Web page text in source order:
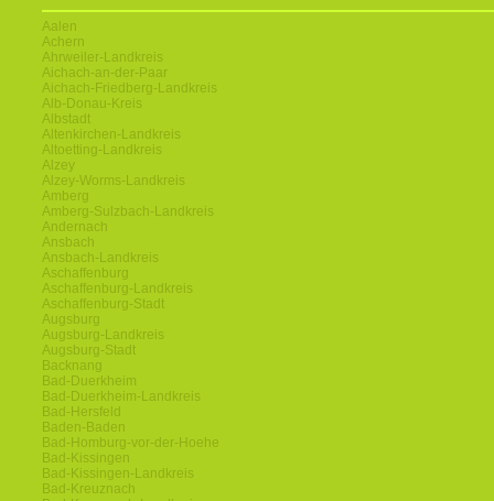
Aalen
Achern
Ahrweiler-Landkreis
Aichach-an-der-Paar
Aichach-Friedberg-Landkreis
Alb-Donau-Kreis
Albstadt
Altenkirchen-Landkreis
Altoetting-Landkreis
Alzey
Alzey-Worms-Landkreis
Amberg
Amberg-Sulzbach-Landkreis
Andernach
Ansbach
Ansbach-Landkreis
Aschaffenburg
Aschaffenburg-Landkreis
Aschaffenburg-Stadt
Augsburg
Augsburg-Landkreis
Augsburg-Stadt
Backnang
Bad-Duerkheim
Bad-Duerkheim-Landkreis
Bad-Hersfeld
Baden-Baden
Bad-Homburg-vor-der-Hoehe
Bad-Kissingen
Bad-Kissingen-Landkreis
Bad-Kreuznach